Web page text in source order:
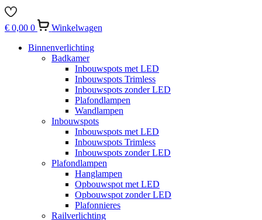
€ 0,00 0
Winkelwagen
Binnenverlichting
Badkamer
Inbouwspots met LED
Inbouwspots Trimless
Inbouwspots zonder LED
Plafondlampen
Wandlampen
Inbouwspots
Inbouwspots met LED
Inbouwspots Trimless
Inbouwspots zonder LED
Plafondlampen
Hanglampen
Opbouwspot met LED
Opbouwspot zonder LED
Plafonnieres
Railverlichting